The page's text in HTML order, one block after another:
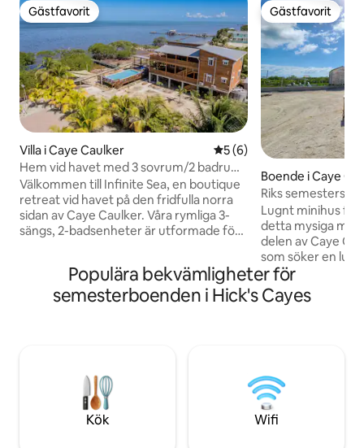
Gästfavorit
Gästfavorit
Villa i Caye Caulker 5 av 5 i genomsnittligt
5 (6)
Hem vid havet med 3 sovrum/2 badrum
med pool – övre enhet
Välkommen till Infinite Sea, en boutique
retreat vid havet på den fridfulla norra
sidan av Caye Caulker. Våra rymliga 3-
sängs, 2-badsenheter är utformade för
utrustade kockkök och expansiva 800
kvadratmeter stora verandor.
Fastigheten ligger på en halv hektar
du behöver för den perfekta ö-
Gästfavorit
Gästfavorit
Boende i Caye
Riks
Caye Caulker
Lugnt minihus för två 🌴
detta mysiga
delen av Caye
som söker en lugn
stormarknad
att enkelt kunna
drycker, och
att ordna taxi. En perfekt privat
tillflyktsort
allt.
Populära bekvämligheter för
semesterboenden i Hick's Cayes
Kök Wifi